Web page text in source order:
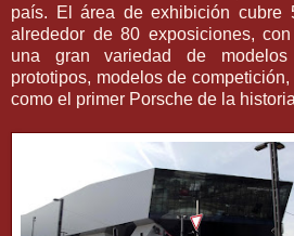
país. El área de exhibición cubre
alrededor de 80 exposiciones,
una gran variedad de
prototipos, modelos de
como el primer Porsche de la